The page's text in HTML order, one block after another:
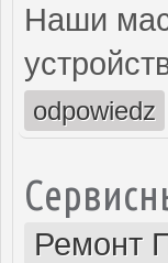
Наши
odpowiedz
Ремонт